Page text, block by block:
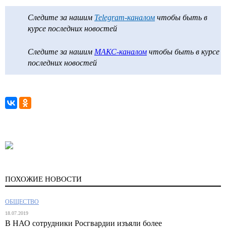
Следите за нашим Telegram-каналом чтобы быть в
курсе последних новостей
Следите за нашим МАКС-каналом чтобы быть в курсе
последних новостей
ПОХОЖИЕ НОВОСТИ
ОБЩЕСТВО
18.07.2019
В НАО сотрудники Росгвардии изъяли более